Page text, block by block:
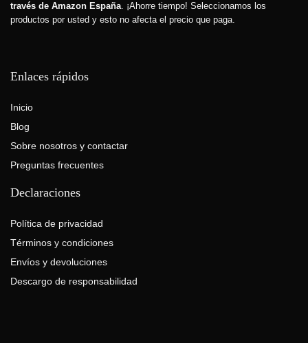
través de Amazon España. ¡Ahorre tiempo! Seleccionamos los
productos por usted y esto no afecta el precio que paga.
Enlaces rápidos
Inicio
Blog
Sobre nosotros y contactar
Preguntas frecuentes
Declaraciones
Política de privacidad
Términos y condiciones
Envíos y devoluciones
Descargo de responsabilidad